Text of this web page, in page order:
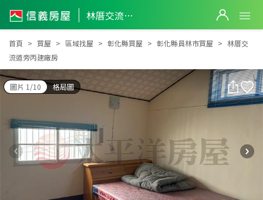
林厝交流道旁丙建廠房
林厝交流道旁丙建廠房
首頁 買屋 區域找屋 彰化縣買屋 彰化縣員林市買屋
林厝交
流道旁丙建廠房
圖片 1/10 格局圖